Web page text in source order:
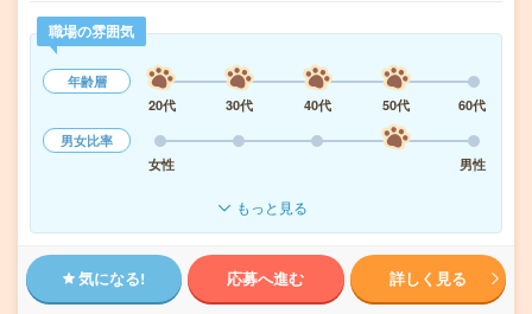
職場の雰囲気
年齢層
20代
30代 40代 50代
60代
男女比率
女性
男性
もっと見る
気になる! 応募へ進む 詳しく見る